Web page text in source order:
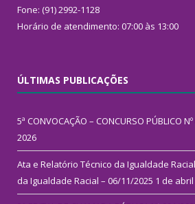
Fone: (91) 2992-1128
Horário de atendimento: 07:00 às 13:00
ÚLTIMAS PUBLICAÇÕES
5ª CONVOCAÇÃO – CONCURSO PÚBLICO
2026
Ata e Relatório Técnico da Igualdade
da Igualdade Racial – 06/11/2025 1 de